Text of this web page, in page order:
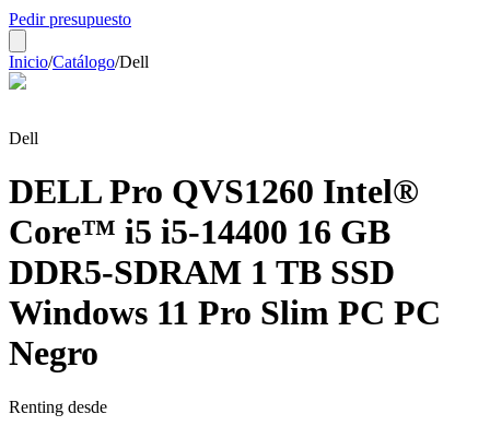
Pedir presupuesto
Inicio/Catálogo/Dell
Dell
DELL Pro QVS1260 Intel®
Core™ i5 i5-14400 16 GB
DDR5-SDRAM 1 TB SSD
Windows 11 Pro Slim PC PC
Negro
Renting desde